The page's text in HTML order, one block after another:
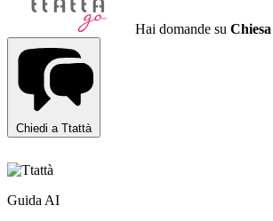
Hai domande su
Chiedi a Ttattà
Guida AI